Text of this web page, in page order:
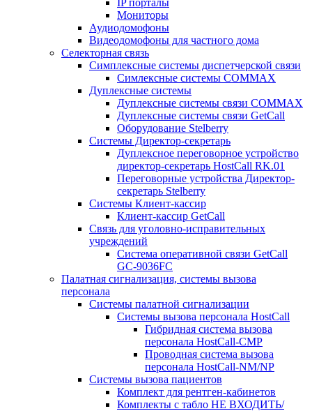
Мониторы
Аудиодомофоны
Видеодомофоны для частного дома
Селекторная связь
Симплексные системы диспетчерской связи
Симлексные системы COMMAX
Дуплексные системы
Дуплексные системы связи COMMAX
Дуплексные системы связи GetCall
Оборудование Stelberry
Системы Директор-секретарь
Дуплексное переговорное устройство
директор-секретарь HostCall RK.01
Переговорные устройства Директор-
секретарь Stelberry
Системы Клиент-кассир
Клиент-кассир GetCall
Связь для уголовно-исправительных
учреждений
Система оперативной связи GetCall
GC-9036FC
Палатная сигнализация, системы вызова
персонала
Системы палатной сигнализации
Системы вызова персонала HostCall
Гибридная система вызова
персонала HostCall-CMP
Проводная система вызова
персонала HostCall-NM/NP
Системы вызова пациентов
Комплект для рентген-кабинетов
Комплекты с табло НЕ ВХОДИТЬ/